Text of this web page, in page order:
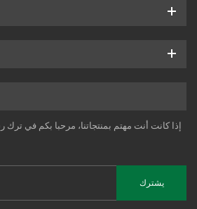
إذا كانت أنت مهتم بمنتجاتنا، مرحبا بكم في